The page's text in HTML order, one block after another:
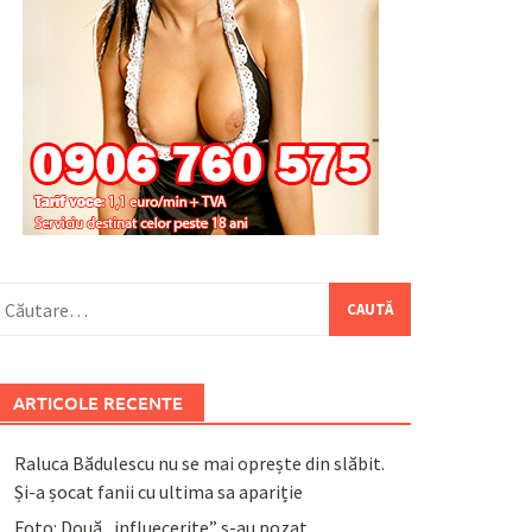
ARTICOLE RECENTE
Raluca Bădulescu nu se mai oprește din slăbit.
Și-a șocat fanii cu ultima sa apariție